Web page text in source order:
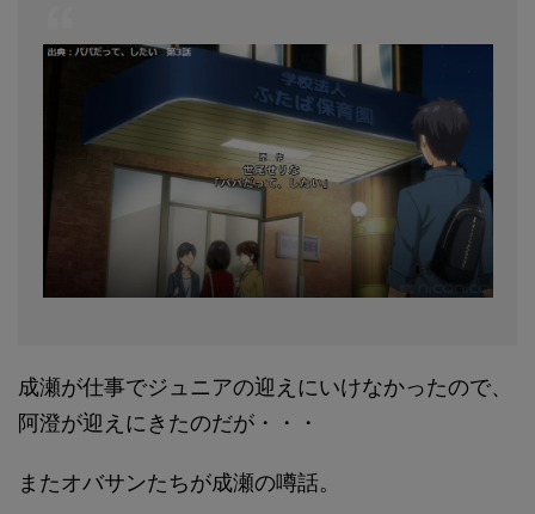
成瀬が仕事でジュニアの迎えにいけなかったので、
阿澄が迎えにきたのだが・・・
またオバサンたちが成瀬の噂話。